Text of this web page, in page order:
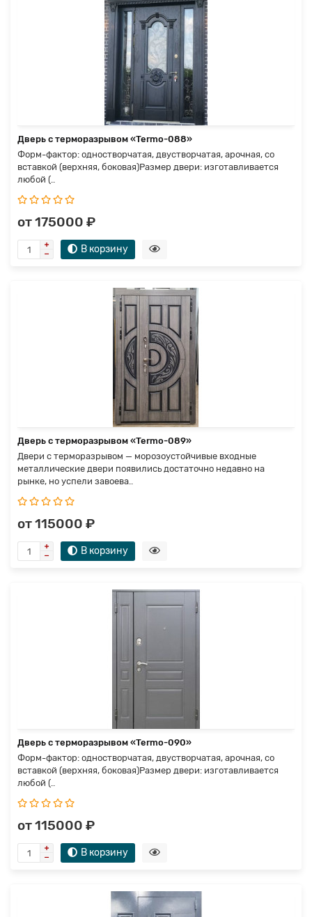
Дверь с терморазрывом «Termo-088»
Форм-фактор: одностворчатая, двустворчатая, арочная, со
вставкой (верхняя, боковая)Размер двери: изготавливается
любой (..
от 175000 ₽
В корзину
Дверь с терморазрывом «Termo-089»
Двери с терморазрывом — морозоустойчивые входные
металлические двери появились достаточно недавно на
рынке, но успели завоева..
от 115000 ₽
В корзину
Дверь с терморазрывом «Termo-090»
Форм-фактор: одностворчатая, двустворчатая, арочная, со
вставкой (верхняя, боковая)Размер двери: изготавливается
любой (..
от 115000 ₽
В корзину